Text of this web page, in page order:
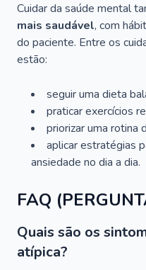
Cuidar da saúde mental
mais saudável, com
do paciente. Entre os
estão:
seguir uma dieta
praticar exercícios
priorizar uma rotina
aplicar estratégias
ansiedade no dia a dia.
FAQ
Quais são os
atípica?